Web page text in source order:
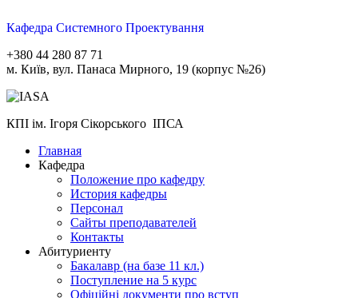
Кафедра Системного Проектування
+380 44 280 87 71
м. Київ, вул. Панаса Мирного, 19 (корпус №26)
КПІ ім. Ігоря Сікорського ІПСА
Главная
Кафедра
Положение про кафедру
История кафедры
Персонал
Сайты преподавателей
Контакты
Абитуриенту
Бакалавр (на базе 11 кл.)
Поступление на 5 курс
Офіційні документи про вступ